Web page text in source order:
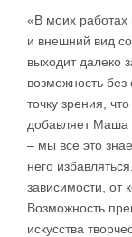
«В моих работах
и внешний вид
выходит далеко
возможность
точку зрения,
добавляет Маша
– мы все это
него
зависимости, от
Возможность
искусства